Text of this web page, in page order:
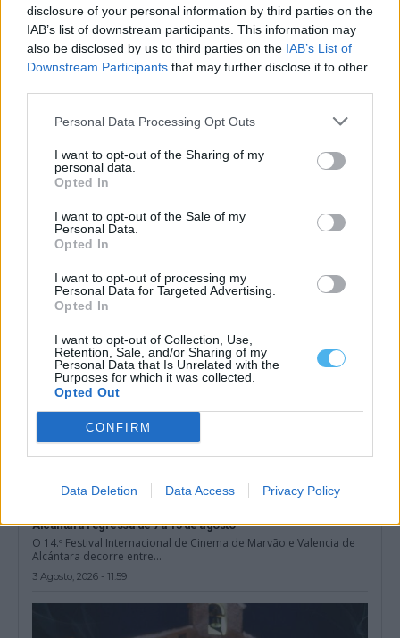
disclosure of your personal information by third parties on the
IAB’s list of downstream participants. This information may
also be disclosed by us to third parties on the IAB’s List of
Downstream Participants that may further disclose it to other
Personal Data Processing Opt Outs
I want to opt-out of the Sharing of my
personal data.
Opted In
I want to opt-out of the Sale of my
Personal Data.
Opted In
I want to opt-out of processing my
Personal Data for Targeted Advertising.
Opted In
I want to opt-out of Collection, Use,
Retention, Sale, and/or Sharing of my
Personal Data that Is Unrelated with the
Purposes for which it was collected.
Opted Out
CONFIRM
Data Deletion Data Access Privacy Policy
António Zambujo, ÁTOA e Alcoolémia atuam nas Festas de
Ourique recebe, entre 13 e 16 de agosto, as Festas de Santa
Maria, com...
3 Agosto, 2026 - 16:00
Alcántara regressa de 7 a 15 de agosto
O 14.º Festival Internacional de Cinema de Marvão e Valencia de
Alcántara decorre entre...
3 Agosto, 2026 - 11:59